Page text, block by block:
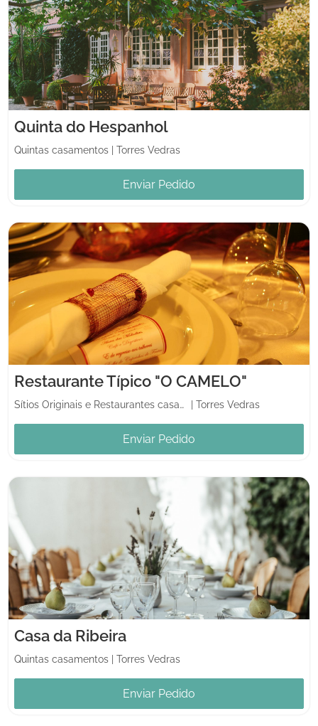
Quinta do Hespanhol
Quintas casamentos Torres Vedras
Enviar Pedido
Restaurante Típico "O CAMELO"
Sítios Originais e Restaurantes casamentos Torres Vedras
Enviar Pedido
Casa da Ribeira
Quintas casamentos Torres Vedras
Enviar Pedido